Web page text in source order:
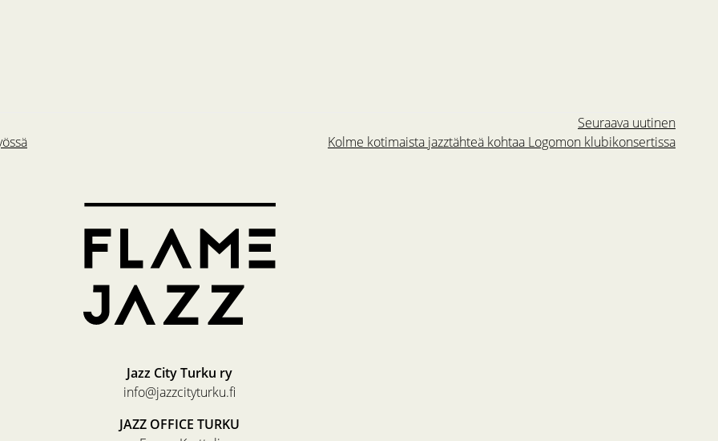
Seuraava uutinen
Kolme kotimaista jazztähteä kohtaa Logomon klubikonsertissa
Jazz City Turku ry
info@jazzcityturku.fi
JAZZ OFFICE TURKU